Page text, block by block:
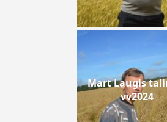
Mart Laugis
vv2024